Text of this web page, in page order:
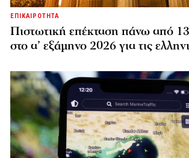
ΕΠΙΚΑΙΡΟΤΗΤΑ
Πιστωτική επέκταση πάνω από
στο α’ εξάμηνο 2026 για τις